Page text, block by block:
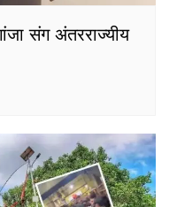
संग अंतरराज्यीय